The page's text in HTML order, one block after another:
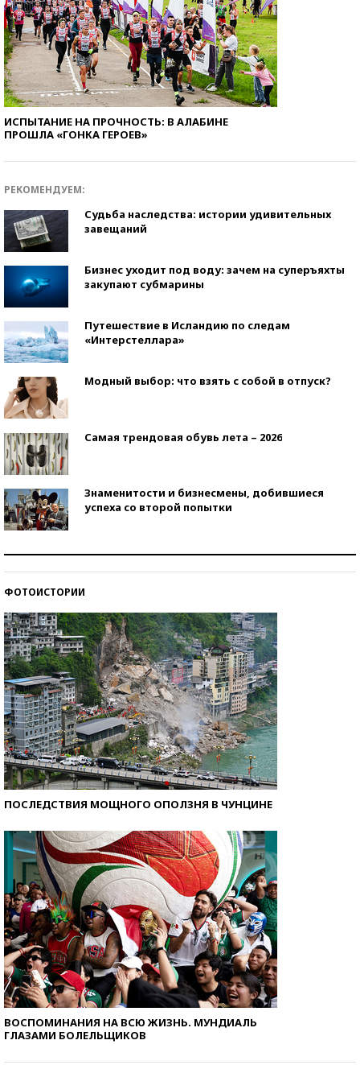
ИСПЫТАНИЕ НА ПРОЧНОСТЬ: В АЛАБИНЕ
ПРОШЛА «ГОНКА ГЕРОЕВ»
РЕКОМЕНДУЕМ:
Судьба наследства: истории удивительных
завещаний
Бизнес уходит под воду: зачем на суперъяхты
закупают субмарины
Путешествие в Исландию по следам
«Интерстеллара»
Модный выбор: что взять с собой в отпуск?
Самая трендовая обувь лета – 2026
Знаменитости и бизнесмены, добившиеся
успеха со второй попытки
ФОТОИСТОРИИ
ПОСЛЕДСТВИЯ МОЩНОГО ОПОЛЗНЯ В ЧУНЦИНЕ
ВОСПОМИНАНИЯ НА ВСЮ ЖИЗНЬ. МУНДИАЛЬ
ГЛАЗАМИ БОЛЕЛЬЩИКОВ